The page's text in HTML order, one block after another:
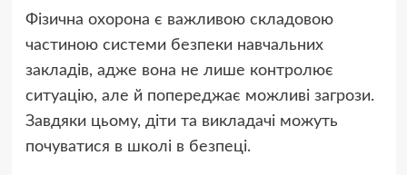
Фізична охорона є важливою складовою
частиною системи безпеки навчальних
закладів, адже вона не лише контролює
ситуацію, але й попереджає можливі загрози.
Завдяки цьому, діти та викладачі можуть
почуватися в школі в безпеці.